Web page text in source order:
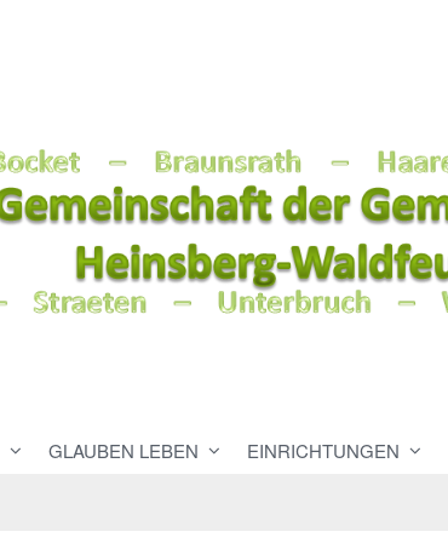
GLAUBEN LEBEN EINRICHTUNGEN